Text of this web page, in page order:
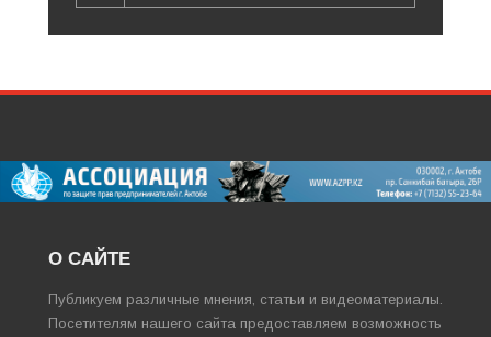
О САЙТЕ
Публикуем различные мнения, статьи и видеоматериалы.
Посетителям нашего сайта предоставляем возможность